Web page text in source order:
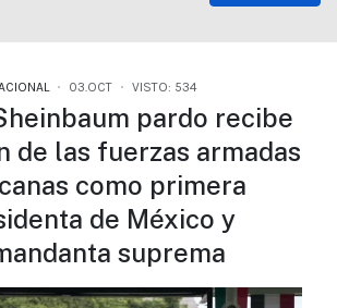
03.OCT VISTO: 534
pardo recibe
de las fuerzas armadas
como primera
de México y
suprema